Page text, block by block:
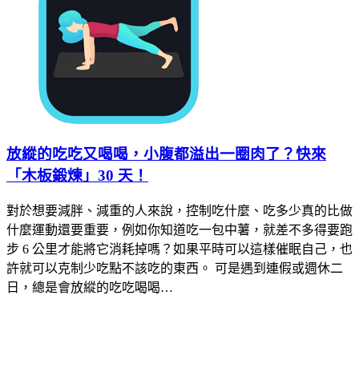
放縱的吃吃又喝喝，小腹都溢出一圈肉了？快來
「木板鍛煉」30 天！
對於想要減胖、減重的人來說，控制吃什麼、吃多少真的比做
什麼運動還要重要，例如你知道吃一包中薯，就差不多得要跑
步 6 公里才能將它消耗掉嗎？如果平時可以這樣催眠自己，也
許就可以克制少吃點不該吃的東西。 可是遇到連假或週休二
日，總是會放縱的吃吃喝喝…